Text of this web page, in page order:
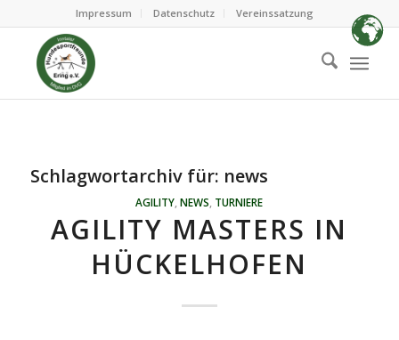
Impressum Datenschutz Vereinssatzung
Schlagwortarchiv für: news
AGILITY ,NEWS TURNIERE
AGILITY MASTERS IN
HÜCKELHOFEN